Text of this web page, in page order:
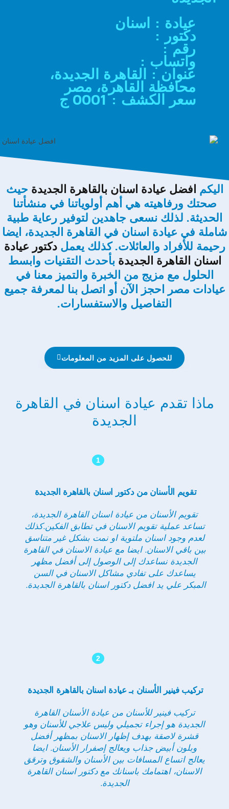
عيادة : اسنان
دكتور :
رقم :
واتساب :
عنوان : القاهرة الجديدة،
محافظة القاهرة، مصر
سعر الكشف : 0001 ج
اليكم افضل عيادة اسنان بالقاهرة الجديدة حيث
صحتك ورفاهيته هي أهم أولوياتنا في منشأتنا
الحديثة. لذلك نسعى جاهدين لتوفير رعاية طبية
شاملة في عيادة اسنان في القاهرة الجديدة، ايضا
رحيمة للأفراد والعائلات. كذلك يعملدكتور عيادة
اسنان القاهرة الجديدة بأحدث التقنيات وابسط
الحلول مع مزيج من الخبرة والتميز معنا في
عيادات مصر احجز الآن أو اتصل بنا لمعرفة جميع
التفاصيل والاستفسارات.
للحصول على المزيد من المعلومات
ماذا تقدم عيادة اسنان في القاهرة
الجديدة
1
تقويم الأسنان من دكتور اسنان بالقاهرة الجديدة
تقويم الأسنان من عيادة اسنان القاهرة الجديدة،
تساعد عملية تقويم الاسنان في تطابق الفكين.كذلك
لعدم وجود اسنان ملتوية او نمت بشكل غير متناسق
بين باقي الاسنان. ايضا مع عيادة الاسنان في القاهرة
الجديدة نساعدك إلى الوصول إلى أفضل مظهر
يساعدك على تفادي مشاكل الاسنان في السن
المبكر علي يد افضل دكتور اسنان بالقاهرة الجديدة.
2
تركيب فينير الأسنان بـ عيادة اسنان بالقاهرة الجديدة
تركيب فينير للأسنان من عيادة الأسنان القاهرة
الجديدة هو إجراء تجميلي وليس علاجي للأسنان وهو
قشرة لاصقة بهدف إظهار الاسنان بمظهر أفضل
وبلون أبيض جذاب ويعالج إصفرار الأسنان. ايضا
يعالج اتساع المسافات بين الأسنان والشقوق وترقق
الاسنان، اهتمامك باسنانك مع دكتور اسنان القاهرة
الجديدة.